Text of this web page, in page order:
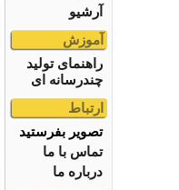
آرشیو
آموزش
راهنمای تولید
چندرسانه ای
ارتباط
تصویر بفرستید
تماس با ما
درباره ما